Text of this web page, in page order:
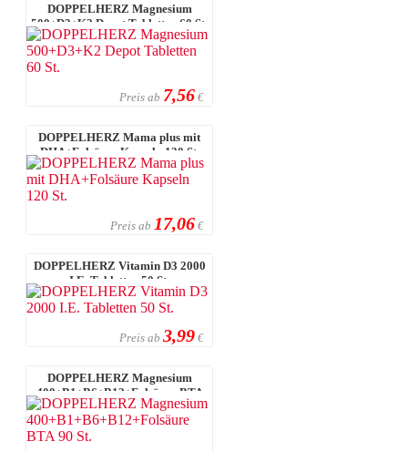
DOPPELHERZ Magnesium
500+D3+K2 Depot Tabletten 60 St.
Preis ab 7,56 €
DOPPELHERZ Mama plus mit
DHA+Folsäure Kapseln 120 St.
Preis ab 17,06 €
DOPPELHERZ Vitamin D3 2000
I.E. Tabletten 50 St.
Preis ab 3,99 €
DOPPELHERZ Magnesium
400+B1+B6+B12+Folsäure BTA
90 St.